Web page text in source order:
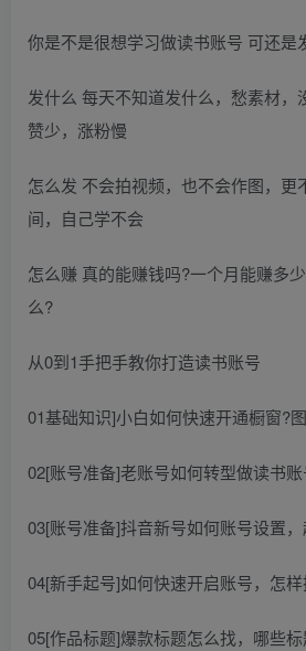
你是不是很想学习做读书账号 可还是
发什么 每天不知道发什么，愁素材，
赞少，涨粉慢
怎么发 不会拍视频，也不会作图，更
间，自己学不会
怎么赚 真的能赚钱吗?一个月能赚多
么?
从0到1手把手教你打造读书账号
01基础知识]小白如何快速开通橱窗?
02[账号准备]老账号如何转型做读书
03[账号准备]抖音新号如何账号设置
04[新手起号]如何快速开启账号，怎
05[作品标题]爆款标题怎么找，哪些